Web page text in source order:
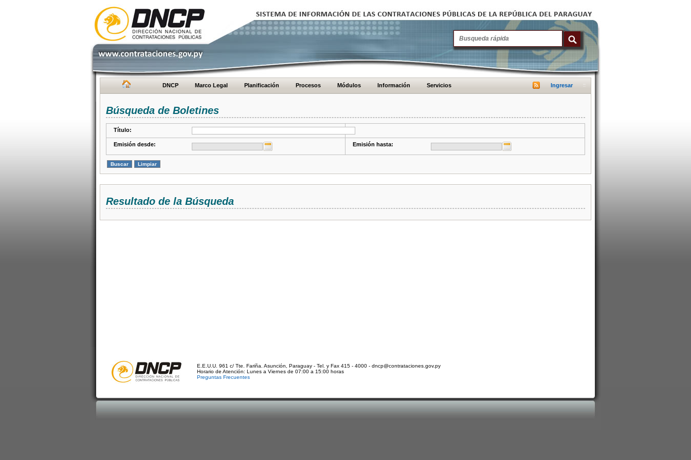
DNCP Marco Legal Planificación Procesos Módulos Información Servicios Ingresar
Búsqueda de Boletines
Título:
Emisión desde: Emisión hasta:
Resultado de la Búsqueda
E.E.U.U. 961 c/ Tte. Fariña. Asunción, Paraguay - Tel. y Fax 415 - 4000 - dncp@contrataciones.gov.py
Horario de Atención: Lunes a Viernes de 07:00 a 15:00 horas
Preguntas Frecuentes